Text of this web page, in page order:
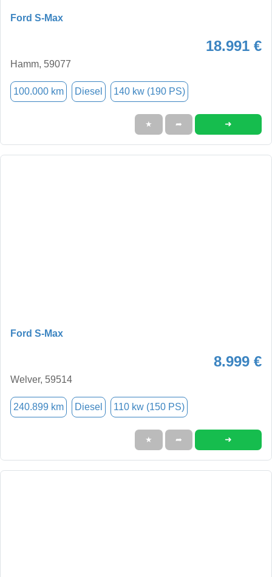
Ford S-Max
18.991 €
Hamm, 59077
100.000 km Diesel 140 kw (190 PS)
★ ➦ ➜
Ford S-Max
8.999 €
Welver, 59514
240.899 km Diesel 110 kw (150 PS)
★ ➦ ➜